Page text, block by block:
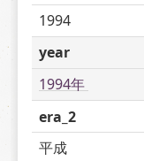
1994
year
1994年
era_2
平成